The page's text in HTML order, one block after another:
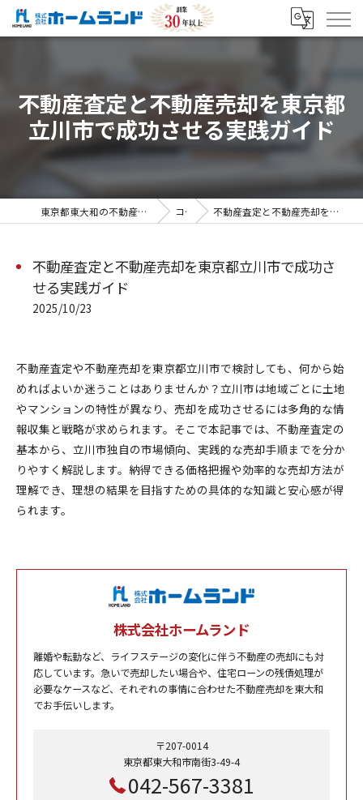
不動産査定と不動産売却を東京都
立川市で成功させる実践ガイド
東京都東大和の不動産売却なら株式会社ホームランド コラム 不動産査定と不動産売却を東京都立川市で成功させる実践ガイド
不動産査定と不動産売却を東京都立川市で成功さ
せる実践ガイド
2025/10/23
不動産査定や不動産売却を東京都立川市で検討しても、何から始
めればよいか迷うことはありませんか？立川市は地域ごとに土地
やマンションの特性が異なり、売却を成功させるには多角的な情
報収集と戦略が求められます。そこで本記事では、不動産査定の
基本から、立川市独自の市場傾向、実践的な売却手順までを分か
りやすく解説します。納得できる価格把握や効率的な売却方法が
理解でき、理想の結果を目指すための具体的な知識と安心感が得
られます。
株式会社ホームランド
離婚や転勤など、ライフステージの変化に伴う不動産の売却にも対
応しています。急いで売却したい場合や、住宅ローンの残債処理が
必要なケースなど、それぞれの事情に合わせた不動産売却を東大和
でお手伝いします。
〒207-0014
東京都東大和市南街3-49-4
042-567-3381